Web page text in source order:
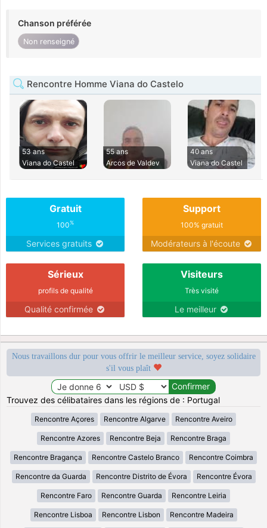
Chanson préférée
Non renseigné
Rencontre Homme Viana do Castelo
53 ans
Viana do Castel
55 ans
Arcos de Valdev
40 ans
Viana do Castel
Gratuit
100%
Services gratuits
Support
100% gratuit
Modérateurs à l'écoute
Sérieux
profils de qualité
Qualité confirmée
Visiteurs
Très visité
Le meilleur
Nous travaillons dur pour vous offrir le meilleur service, soyez solidaire
s'il vous plaît
Trouvez des célibataires dans les régions de : Portugal
Rencontre Açores Rencontre Algarve Rencontre Aveiro
Rencontre Azores Rencontre Beja Rencontre Braga
Rencontre Bragança Rencontre Castelo Branco Rencontre Coimbra
Rencontre da Guarda Rencontre Distrito de Évora Rencontre Évora
Rencontre Faro Rencontre Guarda Rencontre Leiria
Rencontre Lisboa Rencontre Lisbon Rencontre Madeira